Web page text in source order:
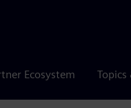
Ecosystem Topics